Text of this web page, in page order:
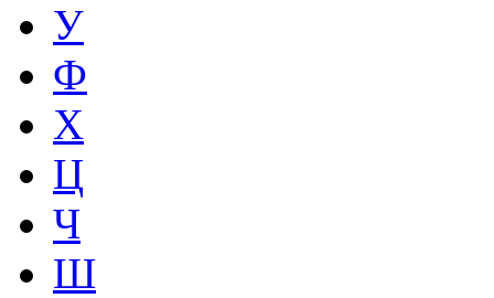
У
Ф
Х
Ц
Ч
Ш